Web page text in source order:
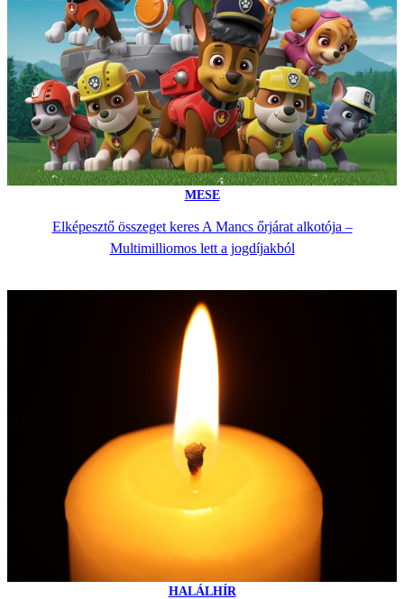
MESE
Elképesztő összeget keres A Mancs őrjárat alkotója –
Multimilliomos lett a jogdíjakból
HALÁLHÍR